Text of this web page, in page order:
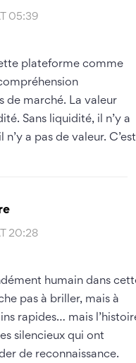
05:39
plateforme comme
de marché. La valeur
Sans liquidité, il n’y a
a pas de valeur. C’est
20:28
humain dans
pas à briller, mais à
rapides… mais
silencieux qui ont
de reconnaissance.